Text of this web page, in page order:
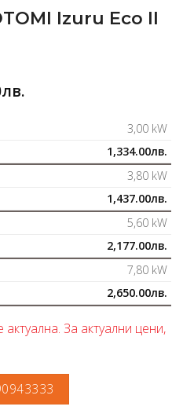
Izuru Eco II
лв.
3,00 kW
1,334.00лв.
3,80 kW
1,437.00лв.
5,60 kW
2,177.00лв.
7,80 kW
2,650.00лв.
За актуални цени,